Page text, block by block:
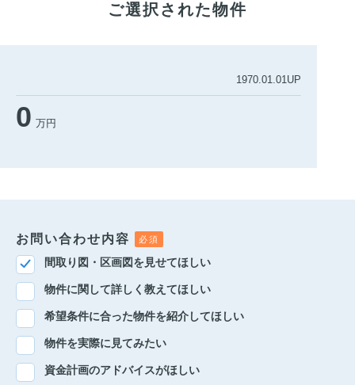
ご選択された物件
1970.01.01UP
0 万円
お問い合わせ内容
間取り図・区画図を見せてほしい
物件に関して詳しく教えてほしい
希望条件に合った物件を紹介してほしい
物件を実際に見てみたい
資金計画のアドバイスがほしい